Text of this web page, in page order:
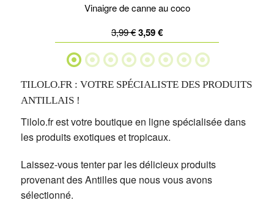
Vinaigre de canne au coco
3,99 €3,59 €
TILOLO.FR : VOTRE SPÉCIALISTE DES PRODUITS
ANTILLAIS !
Tilolo.fr est votre boutique en ligne spécialisée dans
les produits exotiques et tropicaux.
Laissez-vous tenter par les délicieux produits
provenant des Antilles que nous vous avons
sélectionné.